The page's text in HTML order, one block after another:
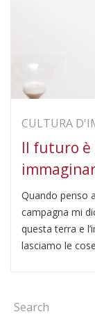
CULTURA
Il futuro è
Quando penso
campagna mi
questa terra e
lasciamo le